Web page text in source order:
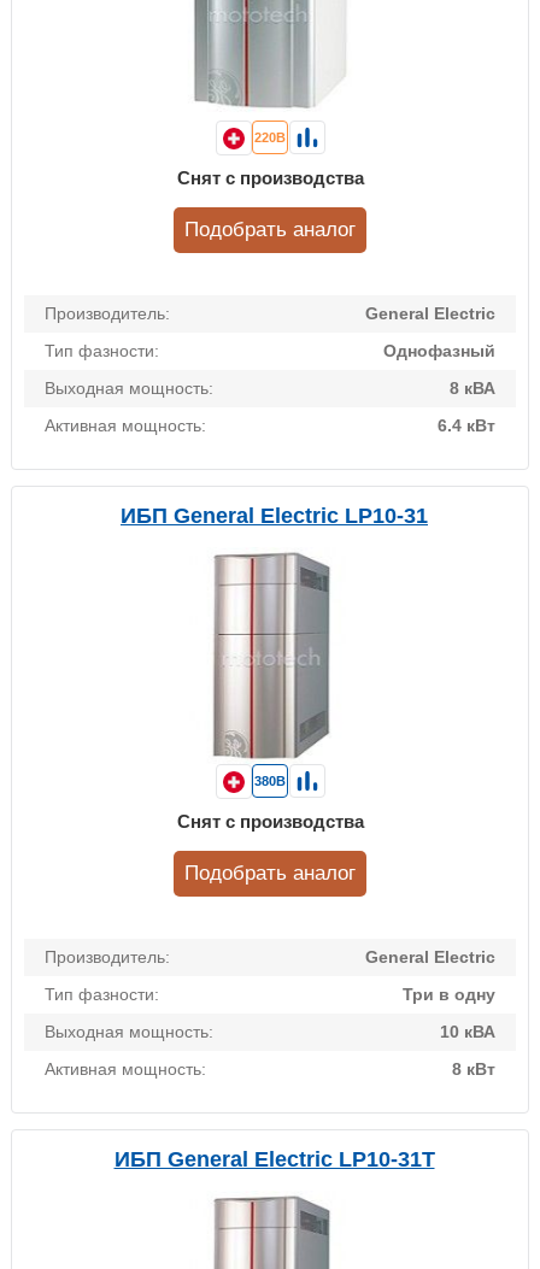
Производитель:
General Electric
Тип фазности:
Однофазный
Выходная мощность:
8 кВА
Активная мощность:
6.4 кВт
220В
Снят с производства
Подобрать аналог
ИБП General Electric LP10-31
Производитель:
General Electric
Тип фазности:
Три в одну
Выходная мощность:
10 кВА
Активная мощность:
8 кВт
380В
Снят с производства
Подобрать аналог
ИБП General Electric LP10-31T